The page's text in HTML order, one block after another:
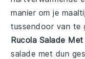
manier om je
tussendoor van te
Rucola Salade
salade met dun